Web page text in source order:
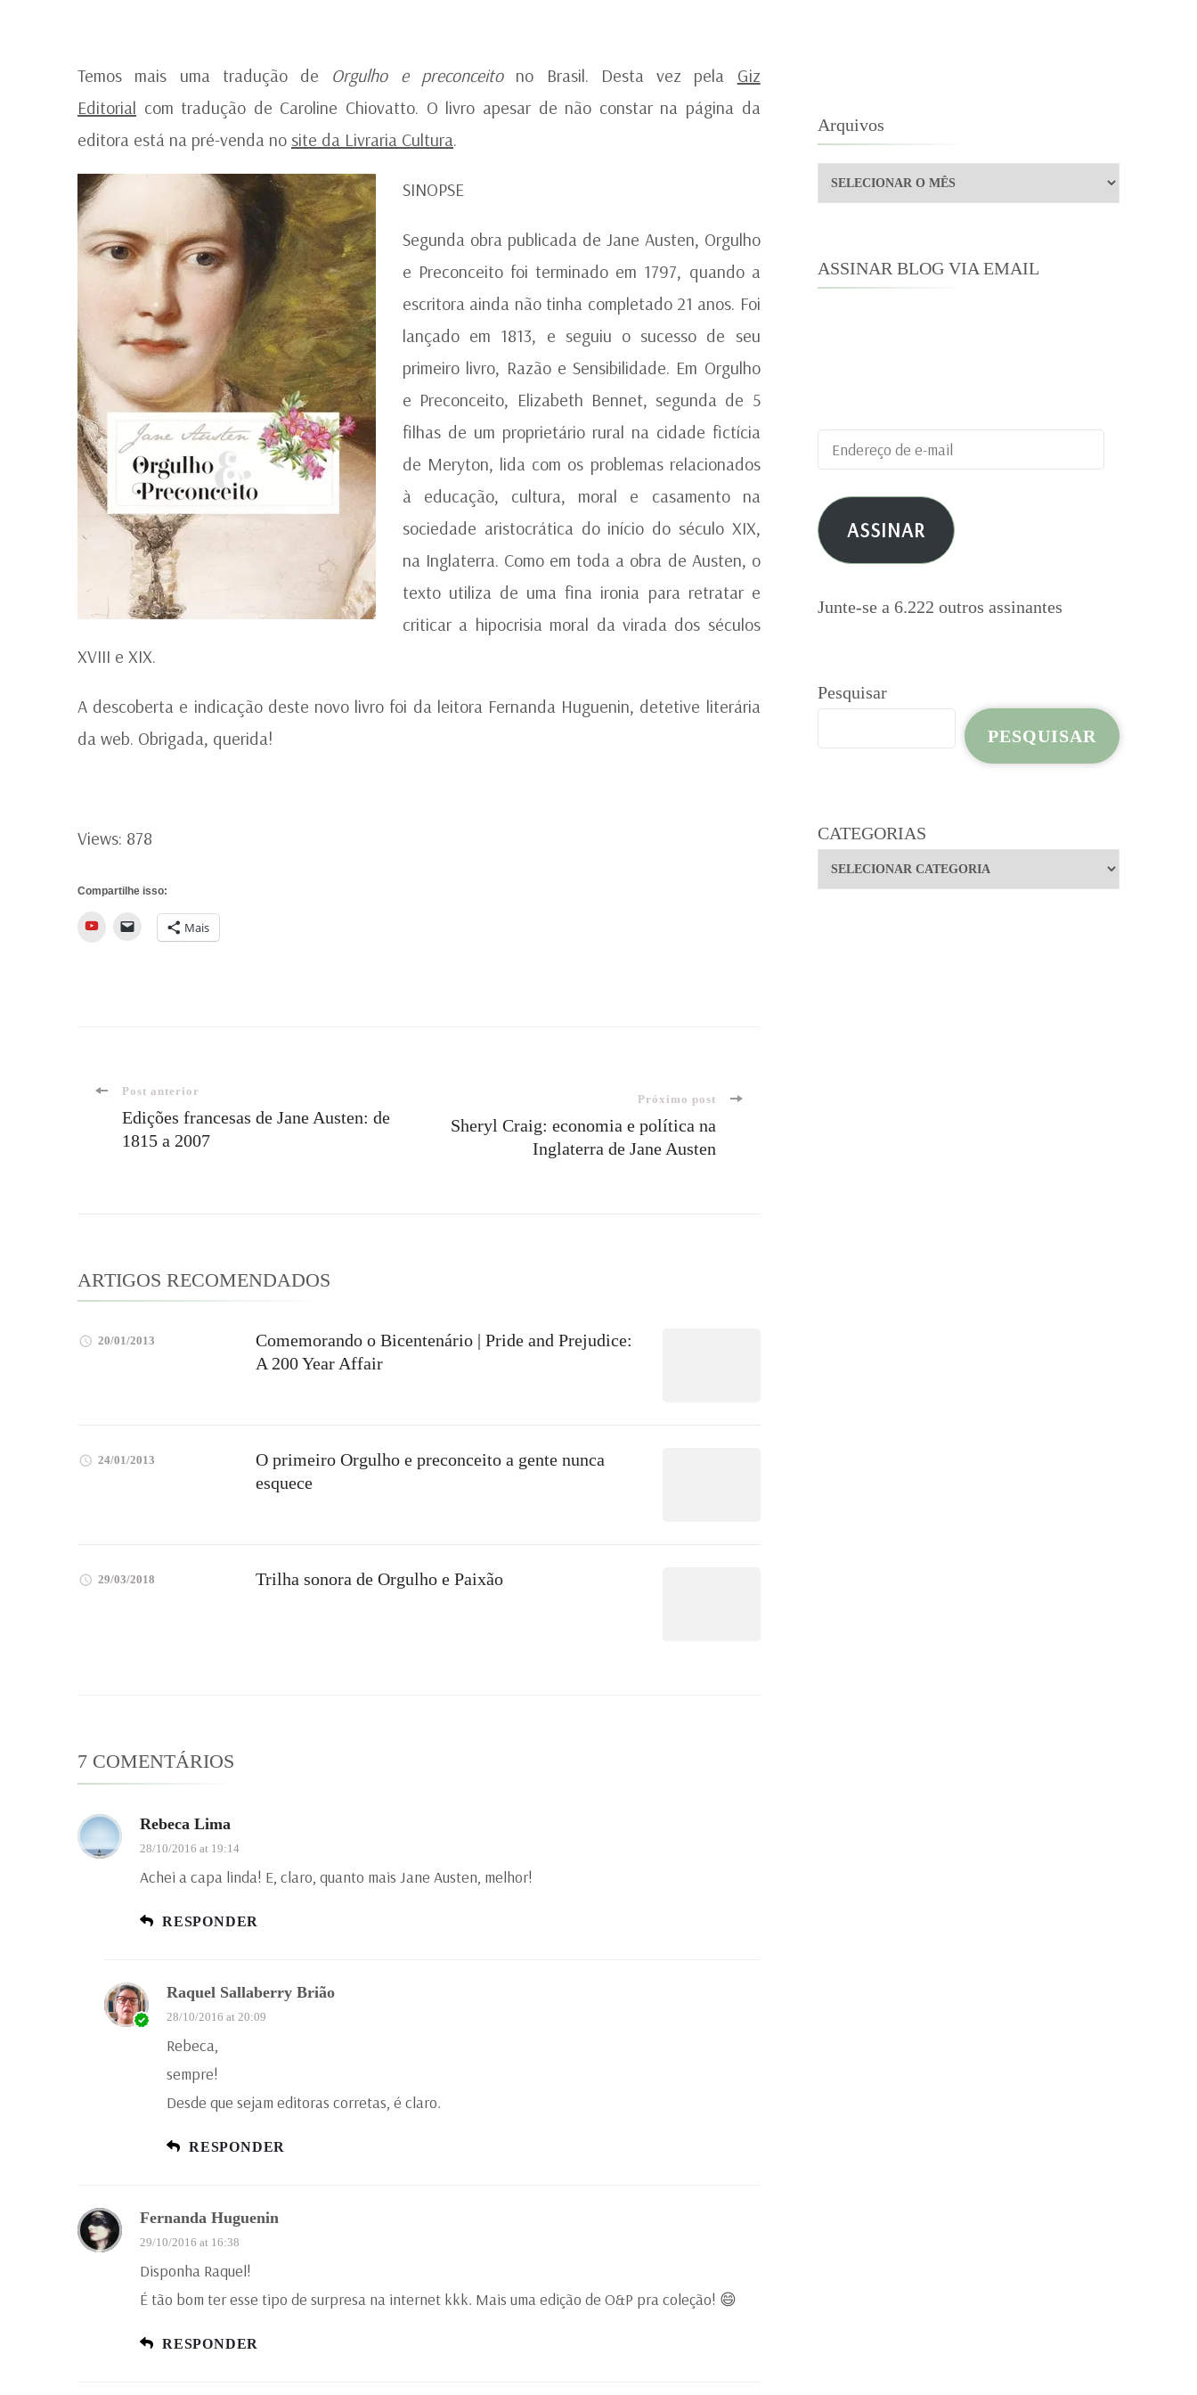
Temos mais uma tradução de Orgulho e preconceitono Brasil. Desta vez pela Giz
Editorial com tradução de Caroline Chiovatto. O livro apesar de não constar na página da
editora está na pré-venda no site da Livraria Cultura.
SINOPSE
Segunda obra publicada de Jane Austen, Orgulho
e Preconceito foi terminado em 1797, quando a
escritora ainda não tinha completado 21 anos. Foi
lançado em 1813, e seguiu o sucesso de seu
primeiro livro, Razão e Sensibilidade. Em Orgulho
e Preconceito, Elizabeth Bennet, segunda de 5
filhas de um proprietário rural na cidade fictícia
de Meryton, lida com os problemas relacionados
à educação, cultura, moral e casamento na
sociedade aristocrática do início do século XIX,
na Inglaterra. Como em toda a obra de Austen, o
texto utiliza de uma fina ironia para retratar e
criticar a hipocrisia moral da virada dos séculos
XVIII e XIX.
A descoberta e indicação deste novo livro foi da leitora Fernanda Huguenin, detetive literária
da web. Obrigada, querida!
Views: 878
Compartilhe isso:
YouTube Mais
Navegação
Post anterior
Edições francesas de Jane Austen: de
1815 a 2007
Próximo post
Sheryl Craig: economia e política na
Inglaterra de Jane Austen
ARTIGOS RECOMENDADOS
20/01/2013
Comemorando o Bicentenário | Pride and Prejudice:
A 200 Year Affair
24/01/2013
O primeiro Orgulho e preconceito a gente nunca
esquece
29/03/2018 Trilha sonora de Orgulho e Paixão
7 COMENTÁRIOS
Rebeca Lima
28/10/2016 at 19:14
Achei a capa linda! E, claro, quanto mais Jane Austen, melhor!
RESPONDER
Raquel Sallaberry Brião
28/10/2016 at 20:09
Rebeca,
sempre!
Desde que sejam editoras corretas, é claro.
RESPONDER
Fernanda Huguenin
29/10/2016 at 16:38
Disponha Raquel!
É tão bom ter esse tipo de surpresa na internet kkk. Mais uma edição de O&P pra coleção! 😄
RESPONDER
Arquivos
Arquivos
ASSINAR BLOG VIA EMAIL
Endereço
de
e-
mail ASSINAR
Junte-se a 6.222 outros assinantes
Pesquisar
PESQUISAR
CATEGORIAS